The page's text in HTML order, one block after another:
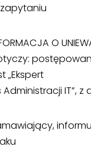
O
„Ekspert
Administracji IT”, z